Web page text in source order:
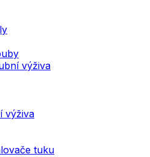
výživa
výživa
tuku